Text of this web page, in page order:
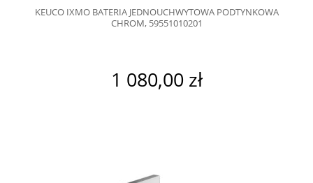
KEUCO IXMO BATERIA JEDNOUCHWYTOWA PODTYNKOWA
CHROM, 59551010201
1 080,00 zł